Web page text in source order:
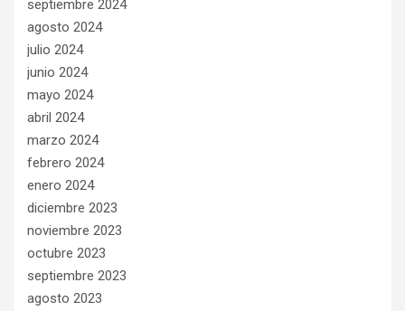
septiembre 2024
agosto 2024
julio 2024
junio 2024
mayo 2024
abril 2024
marzo 2024
febrero 2024
enero 2024
diciembre 2023
noviembre 2023
octubre 2023
septiembre 2023
agosto 2023